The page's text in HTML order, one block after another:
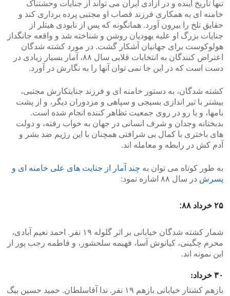
تنها تاریخ آینده و در آزادی ایران می تواند از جنایات وحشتناک
خامنه ای به همکاری فرزند قصاب او مجتبی پرده برداری کند و
حقایق تلخ را بیرون آورد. همانگونه که پس از نابودی هیتلر از
جنایات بزرگ او علیه یهودیان روشن و شناخته شد و واقعه جانگداز
هولوکوست برای جهانیان آشکار گشت. در مورد کشته شدگان
اعتراض کنندگان به انتخابات قلابی سال ۸۸، آمار بسیار زیادی در
دست است که در این جا نمی توان آنها را به نگارش در آورد.
کشته شدگان، به دستور خامنه ای و فرزند جنایتکارش مجتبی،
بیشتر با تیر اندازی بسیجی و سپاهی و مزدوران دیگر، و از پشت
بامها، و یا رو در روی جمعیت تظاهر کننده انجام شده است.
بدبختانه وجدان و شرف انسانی در جهان به خواب رفته، و دولت
های باختری با کمال بی شرافتی همچنان با این رژیم ضد بشر و
آدم کش در رابطه و معامله اند.
به طور کوتاه می توان به چند آمار از جنایت های علی خامنه ای و
پسرش در سال ۸۸ اشاره نمود:
۲۵ خرداد ۸۸:
شمار کشته شدگان خیابانی بر اثر گلوله ۱۹ نفر. احمد نعیم آبادی،
محرم چگینی، کیانوش آسا، فهیمه سلحشور، و فاطمه رجب پور از
این نمونه اند.
۳۰ خرداد:
بازهم کشتار خیابانی بازهم ۱۹ نفر. ندا آقاسلطان. حمید حسین بیگ